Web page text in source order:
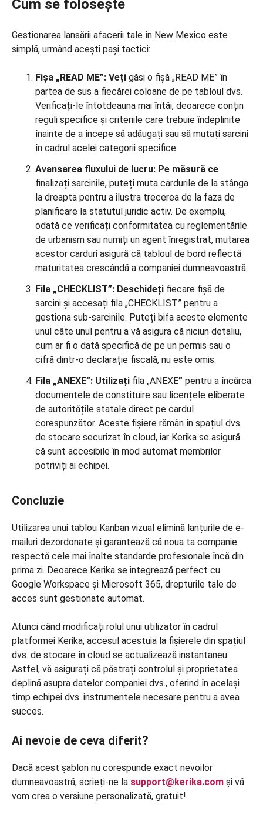
Cum se folosește
Gestionarea lansării afacerii tale în New Mexico este
simplă, urmând acești pași tactici:
Fișa „READ ME”: Veți găsi o fișă „READ ME” în
partea de sus a fiecărei coloane de pe tabloul dvs.
Verificați-le întotdeauna mai întâi, deoarece conțin
reguli specifice și criteriile care trebuie îndeplinite
înainte de a începe să adăugați sau să mutați sarcini
în cadrul acelei categorii specifice.
Avansarea fluxului de lucru: Pe măsură ce
finalizați sarcinile, puteți muta cardurile de la stânga
la dreapta pentru a ilustra trecerea de la faza de
planificare la statutul juridic activ. De exemplu,
odată ce verificați conformitatea cu reglementările
de urbanism sau numiți un agent înregistrat, mutarea
acestor carduri asigură că tabloul de bord reflectă
maturitatea crescândă a companiei dumneavoastră.
Fila „CHECKLIST”: Deschideți fiecare fișă de
sarcini și accesați fila „CHECKLIST” pentru a
gestiona sub-sarcinile. Puteți bifa aceste elemente
unul câte unul pentru a vă asigura că niciun detaliu,
cum ar fi o dată specifică de pe un permis sau o
cifră dintr-o declarație fiscală, nu este omis.
Fila „ANEXE”: Utilizați fila „ANEXE” pentru a încărca
documentele de constituire sau licențele eliberate
de autoritățile statale direct pe cardul
corespunzător. Aceste fișiere rămân în spațiul dvs.
de stocare securizat în cloud, iar Kerika se asigură
că sunt accesibile în mod automat membrilor
potriviți ai echipei.
Concluzie
Utilizarea unui tablou Kanban vizual elimină lanțurile de e-
mailuri dezordonate și garantează că noua ta companie
respectă cele mai înalte standarde profesionale încă din
prima zi. Deoarece Kerika se integrează perfect cu
Google Workspace și Microsoft 365, drepturile tale de
acces sunt gestionate automat.
Atunci când modificați rolul unui utilizator în cadrul
platformei Kerika, accesul acestuia la fișierele din spațiul
dvs. de stocare în cloud se actualizează instantaneu.
Astfel, vă asigurați că păstrați controlul și proprietatea
deplină asupra datelor companiei dvs., oferind în același
timp echipei dvs. instrumentele necesare pentru a avea
succes.
Ai nevoie de ceva diferit?
Dacă acest șablon nu corespunde exact nevoilor
dumneavoastră, scrieți-ne la support@kerika.com și vă
vom crea o versiune personalizată, gratuit!